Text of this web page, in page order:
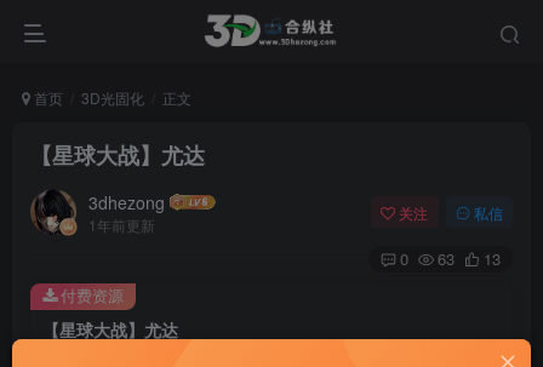
首页 3D光固化 正文
【星球大战】尤达
3dhezong
1年前更新
关注 私信
0 63 13
【星球大战】尤达
付费资源